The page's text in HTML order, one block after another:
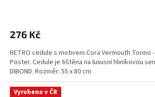
276 Kč
RETRO cedule s motivem Cora Vermouth Torino
Poster. Cedule je tištěna na luxusní hliníkovou
DIBOND. Rozměr: 55 x 80 cm
Vyrobeno v ČR